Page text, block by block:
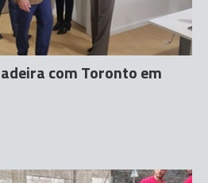
com Toronto em